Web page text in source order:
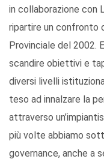
in collaborazione con
ripartire un confronto
Provinciale del 2002.
scandire obiettivi e
diversi livelli
teso ad innalzare la
attraverso
più volte abbiamo
governance, anche a